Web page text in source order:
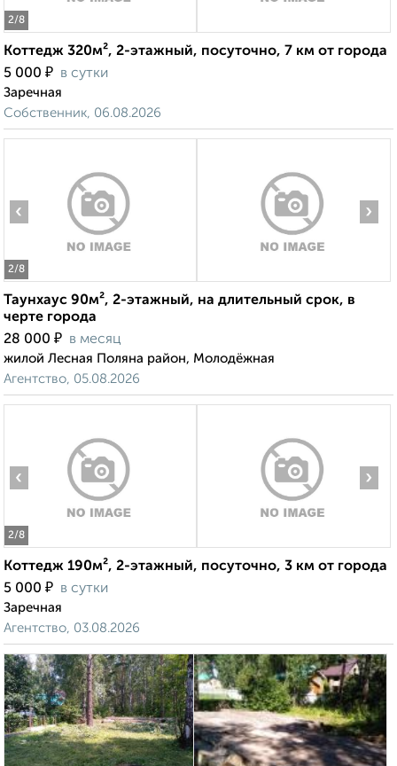
2/8
Коттедж 320м², 2-этажный, посуточно, 7 км от города
5 000 ₽ в сутки
Заречная
Собственник, 06.08.2026
2/8
‹ ›
Таунхаус 90м², 2-этажный, на длительный срок, в
черте города
28 000 ₽ в месяц
жилой Лесная Поляна район, Молодёжная
Агентство, 05.08.2026
2/8
‹ ›
Коттедж 190м², 2-этажный, посуточно, 3 км от города
5 000 ₽ в сутки
Заречная
Агентство, 03.08.2026